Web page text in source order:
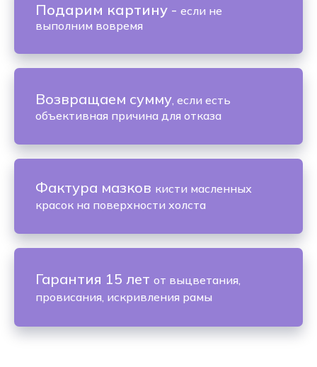
Подарим картину - если не
выполним вовремя
Возвращаем сумму, если есть
объективная причина для отказа
Фактура мазков кисти масленных
красок на поверхности холста
Гарантия 15 лет от выцветания,
провисания, искривления рамы